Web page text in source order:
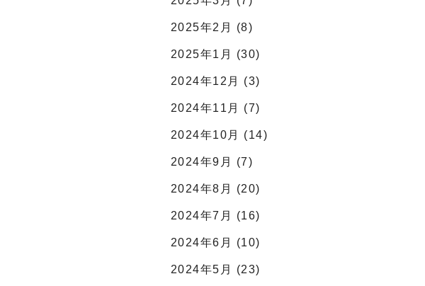
2025年2月 (8)
2025年1月 (30)
2024年12月 (3)
2024年11月 (7)
2024年10月 (14)
2024年9月 (7)
2024年8月 (20)
2024年7月 (16)
2024年6月 (10)
2024年5月 (23)